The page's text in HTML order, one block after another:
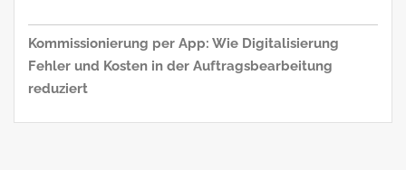
Kommissionierung per App: Wie Digitalisierung
Fehler und Kosten in der Auftragsbearbeitung
reduziert